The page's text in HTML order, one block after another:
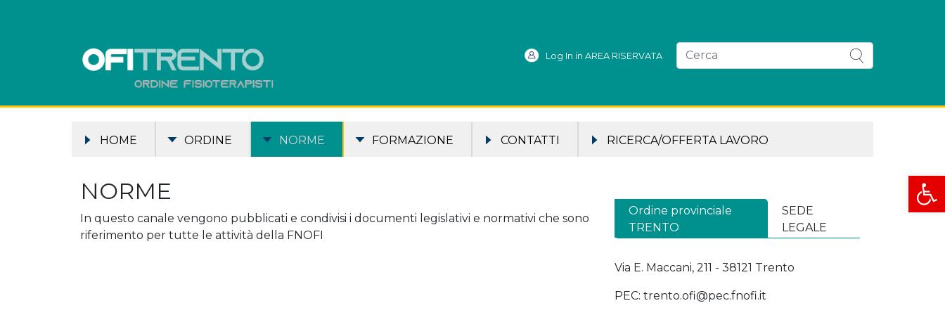
Apri
Log In in AREA RISERVATA
HOME ORDINE NORME FORMAZIONE CONTATTI RICERCA/OFFERTA LAVORO
NORME
In questo canale vengono pubblicati e condivisi i documenti legislativi e normativi che sono
riferimento per tutte le attività della FNOFI
Ordine provinciale
TRENTO
SEDE
LEGALE
Via E. Maccani, 211 - 38121 Trento
PEC: trento.ofi@pec.fnofi.it